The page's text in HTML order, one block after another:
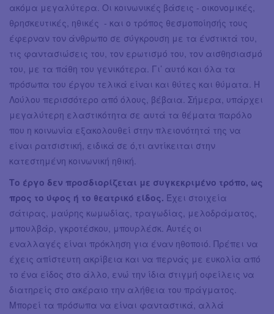
ακόμα μεγαλύτερα. Οι κοινωνικές βάσεις - οικονομικές,
θρησκευτικές, ηθικές - και ο τρόπος θεσμοποίησής τους
έφερναν τον άνθρωπο σε σύγκρουση με τα ένστικτά του,
τις φαντασιώσεις του, τον ερωτισμό του, τον αισθησιασμό
του, με τα πάθη του γενικότερα. Γι’ αυτό και όλα τα
πρόσωπα του έργου τελικά είναι και θύτες και θύματα. Η
Λούλου περισσότερο από όλους, βέβαια. Σήμερα, υπάρχει
μεγαλύτερη ελαστικότητα σε αυτά τα θέματα παρόλο
που η κοινωνία εξακολουθεί στην πλειονότητά της να
είναι ρατσιστική, ειδικά σε ό,τι αντίκειται στην
κατεστημένη κοινωνική ηθική.
Το έργο δεν προσδιορίζεται με συγκεκριμένο τρόπο, ως
προς το ύφος ή το θεατρικό είδος. Έχει στοιχεία
σάτιρας, μαύρης κωμωδίας, τραγωδίας, μελοδράματος,
μπουλβάρ, γκροτέσκου, μπουρλέσκ. Aυτές οι
εναλλαγές είναι πρόκληση για έναν ηθοποιό. Πρέπει να
έχεις απίστευτη ακρίβεια και να περνάς με ευκολία από
το ένα είδος στο άλλο, ενώ την ίδια στιγμή οφείλεις να
διατηρείς στο ακέραιο την αλήθεια του πράγματος.
Μπορεί τα πρόσωπα να είναι φανταστικά, αλλά